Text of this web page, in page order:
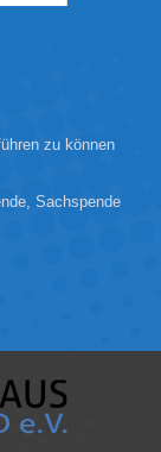
zu können
Sachspende